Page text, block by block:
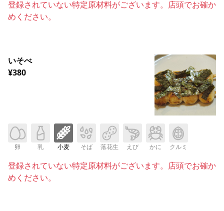
登録されていない特定原材料がございます。店頭でお確か
めください。
いそべ
¥380
卵 乳 小麦 そば 落花生 えび かに クルミ
登録されていない特定原材料がございます。店頭でお確か
めください。